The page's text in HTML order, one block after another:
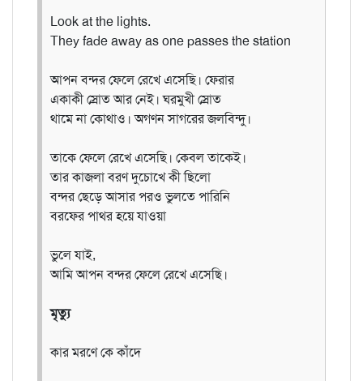
Look at the lights.
They fade away as one passes the station
আপন বন্দর ফেলে রেখে এসেছি। ফেরার
একাকী স্রোত আর নেই। ঘরমুখী স্রোত
থামে না কোথাও। অগণন সাগরের জলবিন্দু।
তাকে ফেলে রেখে এসেছি। কেবল তাকেই।
তার কাজলা বরণ দুচোখে কী ছিলো
বন্দর ছেড়ে আসার পরও ভুলতে পারিনি
বরফের পাথর হয়ে যাওয়া
ভুলে যাই,
আমি আপন বন্দর ফেলে রেখে এসেছি।
মৃত্যু
কার মরণে কে কাঁদে